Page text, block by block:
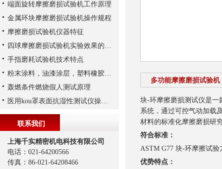
多功能摩擦磨损试验
块-环摩擦磨损测试仪是一
系统，通过可控气动加载
材料的标准化摩擦磨损研
符合标准：
ASTM G77 块-环摩擦试验
优势特点：
端面旋转摩擦磨损试验机工作原理
金属环块摩擦磨损试验机操作规程
摩擦磨损试验机仪器特征
四球摩擦磨损试验机实验效果的影响因素
手指磨耗试验机技术特点
粉末涂料，油漆涂层，塑料橡胶，印刷油墨氙灯试验标准
轰燃条件燃烧假人测试原理
医用kou罩表面抗湿性测试仪操作步骤
联系我们
上海千实精密机电科技有限公司
电话：021-64200566
传真：86-021-64208466